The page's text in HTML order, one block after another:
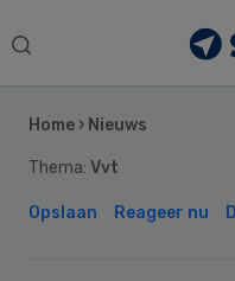
Search
Home › Nieuws
Thema: Vvt
Opslaan Reageer nu
Sidebar